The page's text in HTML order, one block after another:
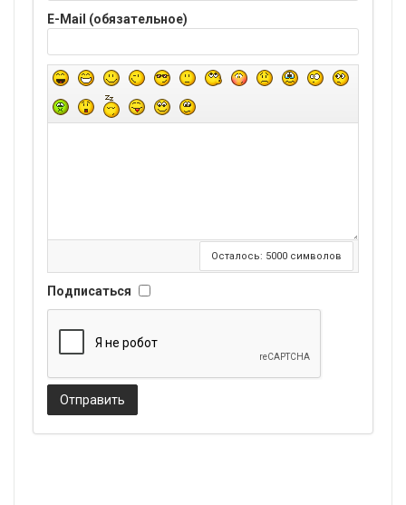
E-Mail (обязательное)
Осталось: 5000 символов
Подписаться
Отправить